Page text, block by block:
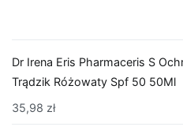
Dr Irena Eris Pharmaceris S
Trądzik Różowaty Spf 50 50Ml
35,98 zł